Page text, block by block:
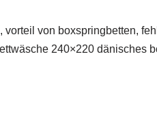
von boxspringbetten,
240×220 dänisches